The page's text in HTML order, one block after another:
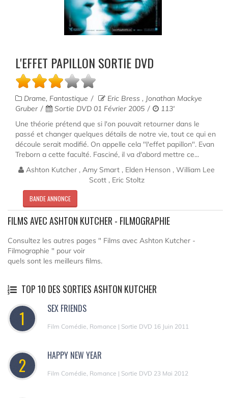
L'EFFET PAPILLON SORTIE DVD
Drame, Fantastique
Eric Bress , Jonathan Mackye
Gruber
Sortie DVD 01 Février 2005
113'
Une théorie prétend que si l'on pouvait retourner dans le
passé et changer quelques détails de notre vie, tout ce qui en
découle serait modifié. On appelle cela "l'effet papillon". Evan
Treborn a cette faculté. Fasciné, il va d'abord mettre ce...
Ashton Kutcher , Amy Smart , Elden Henson , William Lee
Scott , Eric Stoltz
BANDE ANNONCE
FILMS AVEC ASHTON KUTCHER - FILMOGRAPHIE
Consultez les autres pages " Films avec Ashton Kutcher -
Filmographie " pour voir
quels sont les meilleurs films.
TOP 10 DES SORTIES ASHTON KUTCHER
1 SEX FRIENDS
Film Comédie, Romance | Sortie DVD 16 Juin 2011
2 HAPPY NEW YEAR
Film Comédie, Romance | Sortie DVD 23 Mai 2012